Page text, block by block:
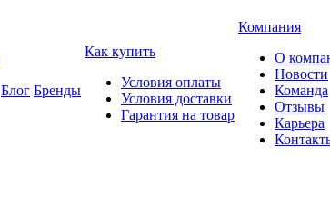
Блог Бренды
Как купить
Условия оплаты
Условия доставки
Гарантия на товар
Компания
О
Новости
Команда
Отзывы
Карьера